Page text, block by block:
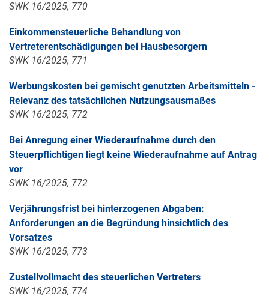
SWK 16/2025, 770
Einkommensteuerliche Behandlung von
Vertreterentschädigungen bei Hausbesorgern
SWK 16/2025, 771
Werbungskosten bei gemischt genutzten Arbeitsmitteln -
Relevanz des tatsächlichen Nutzungsausmaßes
SWK 16/2025, 772
Bei Anregung einer Wiederaufnahme durch den
Steuerpflichtigen liegt keine Wiederaufnahme auf Antrag
vor
SWK 16/2025, 772
Verjährungsfrist bei hinterzogenen Abgaben:
Anforderungen an die Begründung hinsichtlich des
Vorsatzes
SWK 16/2025, 773
Zustellvollmacht des steuerlichen Vertreters
SWK 16/2025, 774